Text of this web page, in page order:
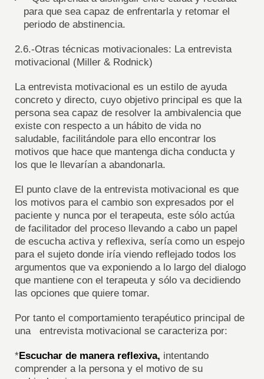
para que sea capaz de enfrentarla y retomar el
periodo de abstinencia.
2.6.-Otras técnicas motivacionales: La entrevista
motivacional (Miller & Rodnick)
La entrevista motivacional es un estilo de ayuda
concreto y directo, cuyo objetivo principal es que la
persona sea capaz de resolver la ambivalencia que
existe con respecto a un hábito de vida no
saludable, facilitándole para ello encontrar los
motivos que hace que mantenga dicha conducta y
los que le llevarían a abandonarla.
El punto clave de la entrevista motivacional es que
los motivos para el cambio son expresados por el
paciente y nunca por el terapeuta, este sólo actúa
de facilitador del proceso llevando a cabo un papel
de escucha activa y reflexiva, sería como un espejo
para el sujeto donde iría viendo reflejado todos los
argumentos que va exponiendo a lo largo del dialogo
que mantiene con el terapeuta y sólo va decidiendo
las opciones que quiere tomar.
Por tanto el comportamiento terapéutico principal de
una entrevista motivacional se caracteriza por:
*Escuchar de manera reflexiva, intentando
comprender a la persona y el motivo de su